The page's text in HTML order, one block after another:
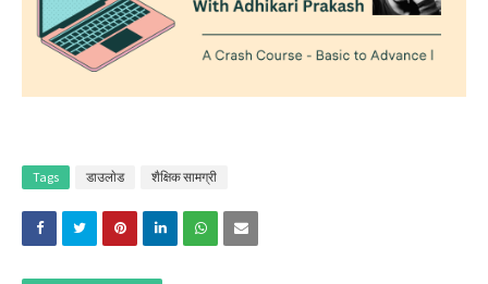
Tags डाउलाेड शैक्षिक सामग्री